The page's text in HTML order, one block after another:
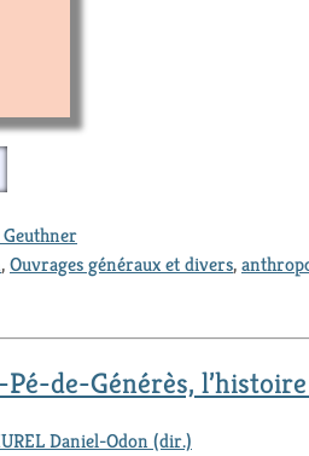
,Ouvrages généraux et divers,
Pé-de-Générès,
Daniel-Odon (dir.)